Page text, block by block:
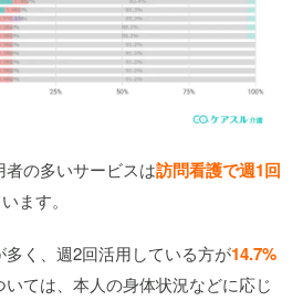
の多いサービスは訪問看護で週1回
ます。
く、週2回活用している方が14.7%
ては、本人の身体状況などに応じ